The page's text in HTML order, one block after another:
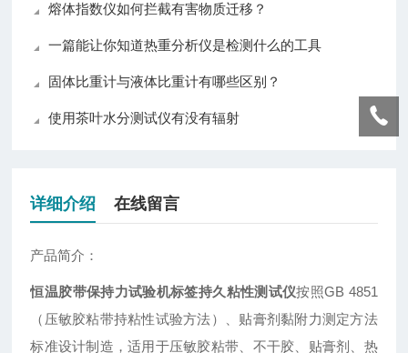
熔体指数仪如何拦截有害物质迁移？
一篇能让你知道热重分析仪是检测什么的工具
固体比重计与液体比重计有哪些区别？
使用茶叶水分测试仪有没有辐射
详细介绍 在线留言
产品简介：
恒温胶带保持力试验机标签持久粘性测试仪按照GB 4851
（压敏胶粘带持粘性试验方法）、贴膏剂黏附力测定方法
标准设计制造，适用于压敏胶粘带、不干胶、贴膏剂、热